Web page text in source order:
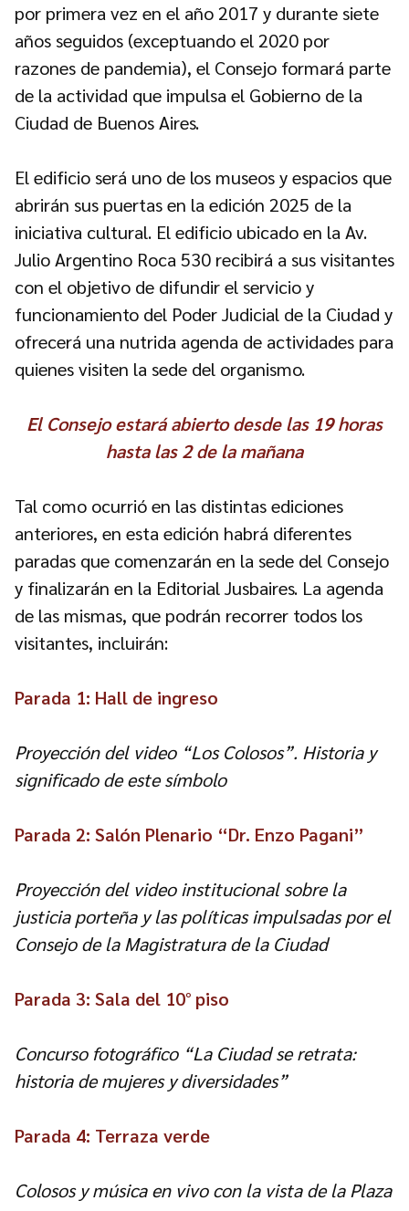
por primera vez en el año 2017 y durante siete
años seguidos (exceptuando el 2020 por
razones de pandemia), el Consejo formará parte
de la actividad que impulsa el Gobierno de la
Ciudad de Buenos Aires.
El edificio será uno de los museos y espacios que
abrirán sus puertas en la edición 2025 de la
iniciativa cultural. El edificio ubicado en la Av.
Julio Argentino Roca 530 recibirá a sus visitantes
con el objetivo de difundir el servicio y
funcionamiento del Poder Judicial de la Ciudad y
ofrecerá una nutrida agenda de actividades para
quienes visiten la sede del organismo.
El Consejo estará abierto desde las 19 horas
hasta las 2 de la mañana
Tal como ocurrió en las distintas ediciones
anteriores, en esta edición habrá diferentes
paradas que comenzarán en la sede del Consejo
y finalizarán en la Editorial Jusbaires. La agenda
de las mismas, que podrán recorrer todos los
visitantes, incluirán:
Parada 1: Hall de ingreso
Proyección del video “Los Colosos”. Historia y
significado de este símbolo
Parada 2: Salón Plenario “Dr. Enzo Pagani”
Proyección del video institucional sobre la
justicia porteña y las políticas impulsadas por el
Consejo de la Magistratura de la Ciudad
Parada 3: Sala del 10° piso
Concurso fotográfico “La Ciudad se retrata:
historia de mujeres y diversidades”
Parada 4: Terraza verde
Colosos y música en vivo con la vista de la Plaza